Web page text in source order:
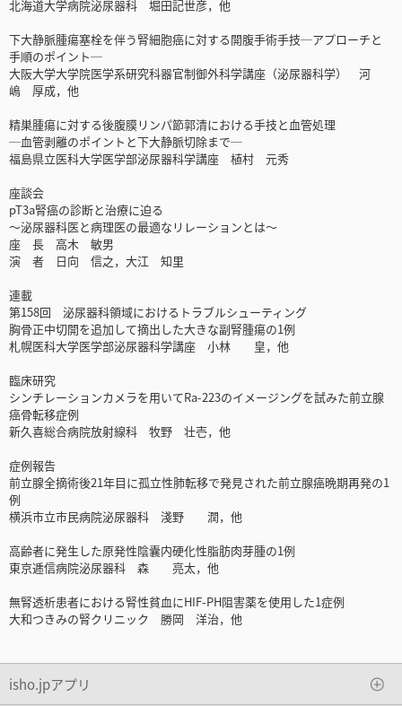
北海道大学病院泌尿器科 堀田記世彦，他
下大静脈腫瘍塞栓を伴う腎細胞癌に対する開腹手術手技─アプローチと
手順のポイント─
大阪大学大学院医学系研究科器官制御外科学講座（泌尿器科学） 河
嶋 厚成，他
精巣腫瘍に対する後腹膜リンパ節郭清における手技と血管処理
─血管剥離のポイントと下大静脈切除まで─
福島県立医科大学医学部泌尿器科学講座 植村 元秀
座談会
pT3a腎癌の診断と治療に迫る
～泌尿器科医と病理医の最適なリレーションとは～
座 長 高木 敏男
演 者 日向 信之，大江 知里
連載
第158回 泌尿器科領域におけるトラブルシューティング
胸骨正中切開を追加して摘出した大きな副腎腫瘍の1例
札幌医科大学医学部泌尿器科学講座 小林 皇，他
臨床研究
シンチレーションカメラを用いてRa-223のイメージングを試みた前立腺
癌骨転移症例
新久喜総合病院放射線科 牧野 壮壱，他
症例報告
前立腺全摘術後21年目に孤立性肺転移で発見された前立腺癌晩期再発の1
例
横浜市立市民病院泌尿器科 淺野 潤，他
高齢者に発生した原発性陰囊内硬化性脂肪肉芽腫の1例
東京逓信病院泌尿器科 森 亮太，他
無腎透析患者における腎性貧血にHIF-PH阻害薬を使用した1症例
大和つきみの腎クリニック 勝岡 洋治，他
isho.jpアプリ